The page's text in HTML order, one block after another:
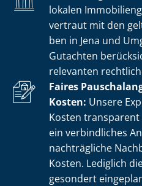
lokalen
vertraut mit den
ben in Jena und
Gutachten
relevanten
Faires
Kosten: Unsere
Kosten transparent
ein verbindliches
nachträgliche
Kosten. Lediglich
gesondert